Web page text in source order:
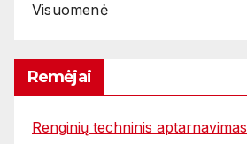
Visuomenė
Remėjai
Renginių techninis aptarnavimas